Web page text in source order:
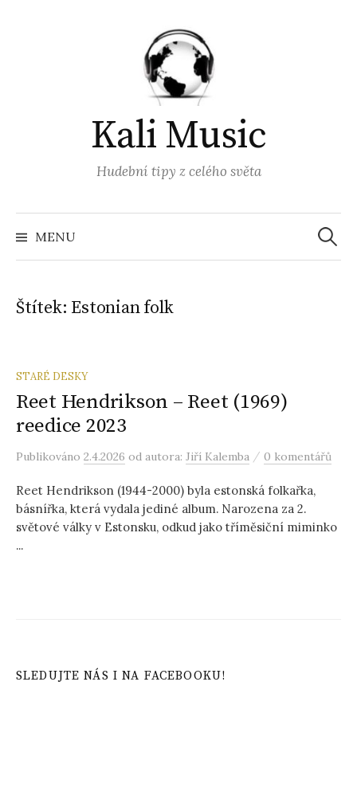
Kali Music
Hudební tipy z celého světa
MENU
Štítek: Estonian folk
STARÉ DESKY
Reet Hendrikson – Reet (1969)
reedice 2023
Publikováno 2.4.2026 od autora: Jiří Kalemba / 0 komentářů
Reet Hendrikson (1944-2000) byla estonská folkařka,
básnířka, která vydala jediné album. Narozena za 2.
světové války v Estonsku, odkud jako tříměsiční miminko
...
SLEDUJTE NÁS I NA FACEBOOKU!